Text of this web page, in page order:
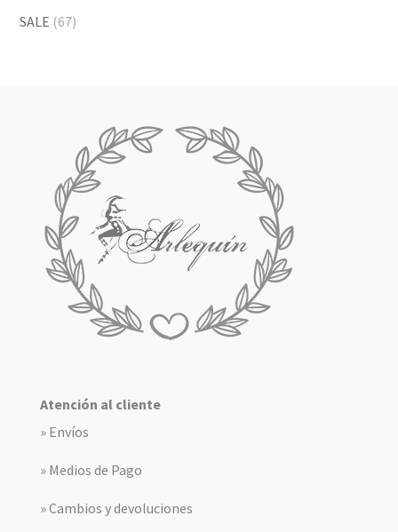
SALE (67)
Atención al cliente
» Envíos
» Medios de Pago
» Cambios y devoluciones